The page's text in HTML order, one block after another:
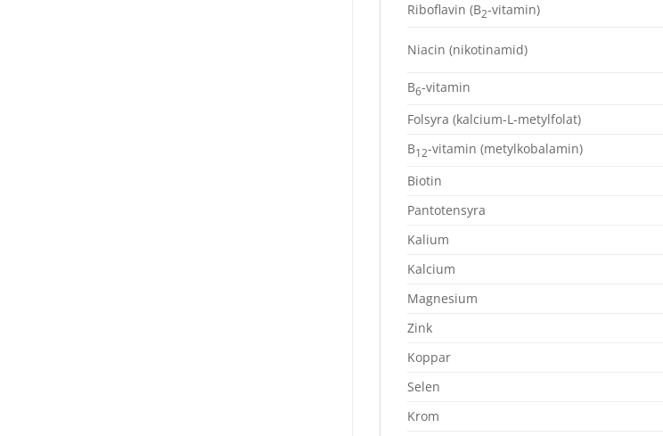
Riboflavin (B2-vitamin)
Niacin (nikotinamid)
B6-vitamin
Folsyra (kalcium-L-metylfolat)
B12-vitamin (metylkobalamin)
Biotin
Pantotensyra
Kalium
Kalcium
Magnesium
Zink
Koppar
Selen
Krom